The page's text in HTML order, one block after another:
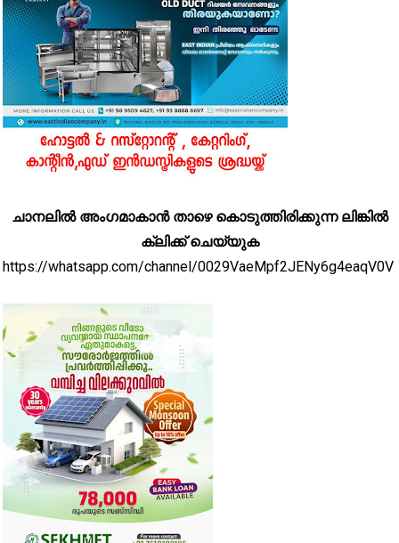
ചാനലിൽ അംഗമാകാൻ താഴെ കൊടുത്തിരിക്കുന്ന ലിങ്കിൽ
ക്ലിക്ക് ചെയ്യുക
https://whatsapp.com/channel/0029VaeMpf2JENy6g4eaqV0V